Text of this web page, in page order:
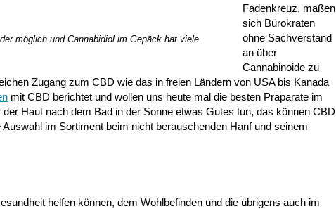
möglich und Cannabidiol im Gepäck hat viele
Fadenkreuz, maßen
sich Bürokraten
ohne Sachverstand
an über
Cannabinoide zu
Zugang zum CBD wie das in freien Ländern von USA bis Kanada
mit CBD berichtet und wollen uns heute mal die besten Präparate im
Haut nach dem Bad in der Sonne etwas Gutes tun, das können CBD
im Sortiment beim nicht berauschenden Hanf und seinem
helfen können, dem Wohlbefinden und die übrigens auch im